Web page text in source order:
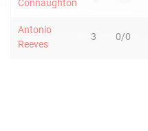
Connaughton
Antonio
Reeves
3 0/0